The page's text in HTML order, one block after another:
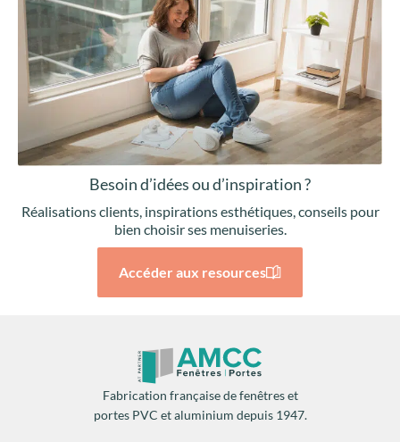
Besoin d’idées ou d’inspiration ?
Réalisations clients, inspirations esthétiques, conseils pour
bien choisir ses menuiseries.
Accéder aux resources
Fabrication française de fenêtres et
portes PVC et aluminium depuis 1947.